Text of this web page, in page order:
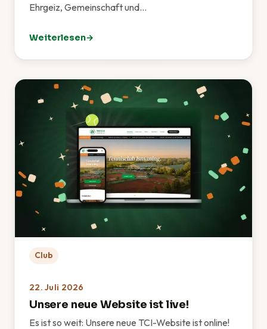
Ehrgeiz, Gemeinschaft und…
Weiterlesen
: TCI-Sommerfest 2026 – Ein rundum gelungenes
Club
22. Juli 2026
Unsere neue Website ist live!
Es ist so weit: Unsere neue TCI-Website ist online!